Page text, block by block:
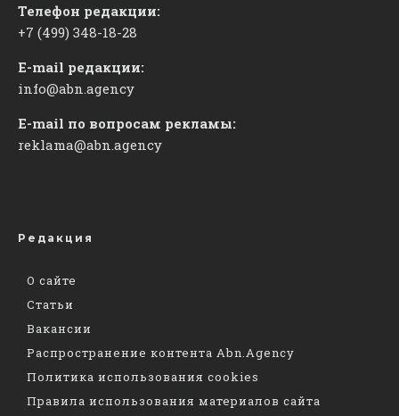
Телефон редакции:
+7 (499) 348-18-28
E-mail редакции:
info@abn.agency
E-mail по вопросам рекламы:
reklama@abn.agency
Редакция
О сайте
Статьи
Вакансии
Распространение контента Abn.Agency
Политика использования cookies
Правила использования материалов сайта